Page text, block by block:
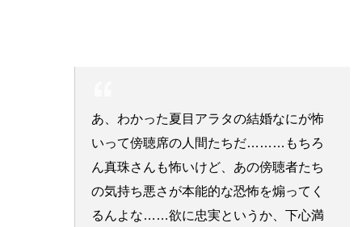
あ、わかった夏目アラタの結婚なにが怖
いって傍聴席の人間たちだ………もちろ
ん真珠さんも怖いけど、あの傍聴者たち
の気持ち悪さが本能的な恐怖を煽ってく
るんよな……欲に忠実というか、下心満